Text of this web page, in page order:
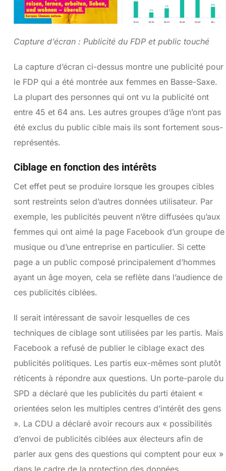
Capture d’écran : Publicité du FDP et public touché
La capture d’écran ci-dessus montre une publicité pour
le FDP qui a été montrée aux femmes en Basse-Saxe.
La plupart des personnes qui ont vu la publicité ont
entre 45 et 64 ans. Les autres groupes d’âge n’ont pas
été exclus du public cible mais ils sont fortement sous-
représentés.
Ciblage en fonction des intérêts
Cet effet peut se produire lorsque les groupes cibles
sont restreints selon d’autres données utilisateur. Par
exemple, les publicités peuvent n’être diffusées qu’aux
femmes qui ont aimé la page Facebook d’un groupe de
musique ou d’une entreprise en particulier. Si cette
page a un public composé principalement d’hommes
ayant un âge moyen, cela se reflète dans l’audience de
ces publicités ciblées.
Il serait intéressant de savoir lesquelles de ces
techniques de ciblage sont utilisées par les partis. Mais
Facebook a refusé de publier le ciblage exact des
publicités politiques. Les partis eux-mêmes sont plutôt
réticents à répondre aux questions. Un porte-parole du
SPD a déclaré que les publicités du parti étaient «
orientées selon les multiples centres d’intérêt des gens
». La CDU a déclaré avoir recours aux « possibilités
d’envoi de publicités ciblées aux électeurs afin de
parler aux gens des questions qui comptent pour eux »
dans le cadre de la protection des données.